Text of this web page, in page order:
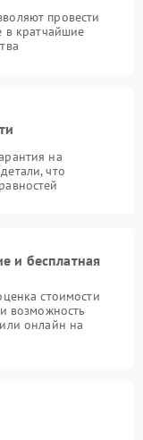
провести
в кратчайшие
на
что
и бесплатная
стоимости
возможность
онлайн на